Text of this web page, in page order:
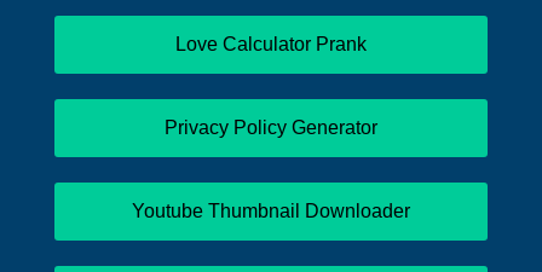
Love Calculator Prank
Privacy Policy Generator
Youtube Thumbnail Downloader